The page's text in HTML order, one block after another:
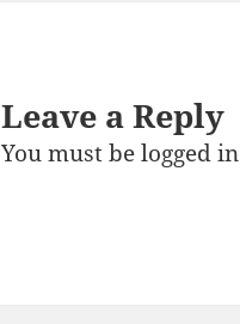
Leave a Reply
You must belogged in